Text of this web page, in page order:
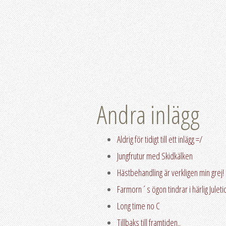
Andra inlägg
Aldrig för tidigt till ett inlägg =/
Jungfrutur med Skidkälken
Hästbehandling är verkligen min grej!
Farmorn´s ögon tindrar i härlig
Long time no C
Tillbaks till framtiden..